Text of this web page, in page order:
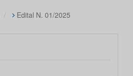
Edital N. 01/2025